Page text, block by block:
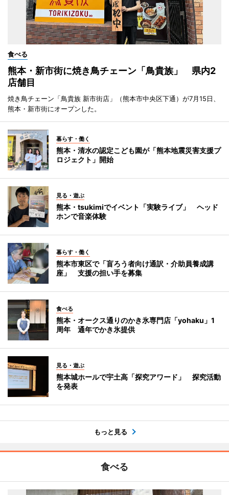
食べる
熊本・新市街に焼き鳥チェーン「鳥貴族」 県内2
店舗目
焼き鳥チェーン「鳥貴族 新市街店」（熊本市中央区下通）が7月15日、
熊本・新市街にオープンした。
暮らす・働く
熊本・清水の認定こども園が「熊本地震災害支援プ
ロジェクト」開始
見る・遊ぶ
熊本・tsukimiでイベント「実験ライブ」 ヘッド
ホンで音楽体験
暮らす・働く
熊本市東区で「盲ろう者向け通訳・介助員養成講
座」 支援の担い手を募集
食べる
熊本・オークス通りのかき氷専門店「yohaku」1
周年 通年でかき氷提供
見る・遊ぶ
熊本城ホールで宇土高「探究アワード」 探究活動
を発表
もっと見る
食べる